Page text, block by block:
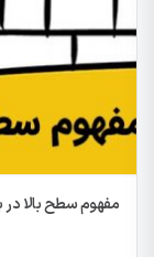
مفهوم سطح بالا در